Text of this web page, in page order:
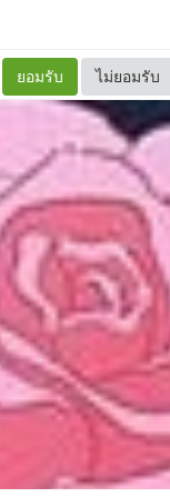
ยอมรับ ไม่ยอมรับ